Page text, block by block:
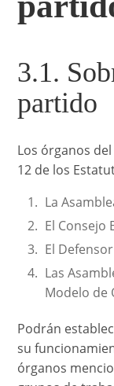
3.1.
partido
Los órganos
12 de los
La
El Consejo
El
Las
Modelo de
Podrán
su
órganos